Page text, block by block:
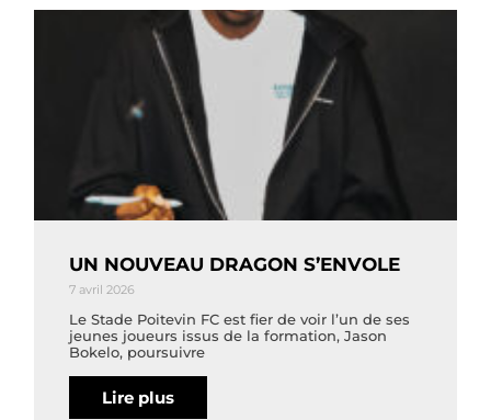
UN NOUVEAU DRAGON S’ENVOLE
7 avril 2026
Le Stade Poitevin FC est fier de voir l’un de ses
jeunes joueurs issus de la formation, Jason
Bokelo, poursuivre
Lire plus